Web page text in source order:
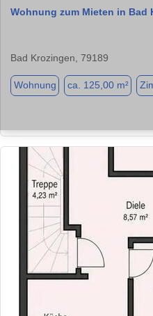
Wohnung zum Mieten in Bad
Bad Krozingen, 79189
Wohnung ca. 125,00 m²